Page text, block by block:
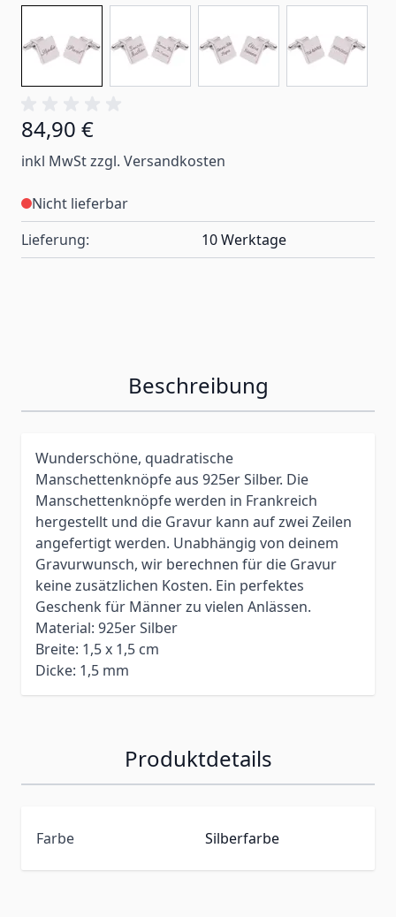
84,90 €
inkl MwSt zzgl. Versandkosten
Nicht lieferbar
Lieferung:
10 Werktage
Beschreibung
Wunderschöne, quadratische
Manschettenknöpfe aus 925er Silber. Die
Manschettenknöpfe werden in Frankreich
hergestellt und die Gravur kann auf zwei Zeilen
angefertigt werden. Unabhängig von deinem
Gravurwunsch, wir berechnen für die Gravur
keine zusätzlichen Kosten. Ein perfektes
Geschenk für Männer zu vielen Anlässen.
Material: 925er Silber
Breite: 1,5 x 1,5 cm
Dicke: 1,5 mm
Produktdetails
Farbe Silberfarbe